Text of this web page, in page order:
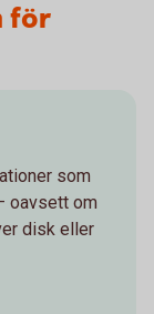
för
som
oavsett om
disk eller